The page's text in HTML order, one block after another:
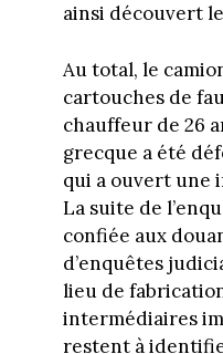
ainsi découvert
Au total, le
cartouches de
chauffeur de 26
grecque a été
qui a ouvert une
La suite de
confiée aux
d’enquêtes
lieu de
intermédiaires
restent à